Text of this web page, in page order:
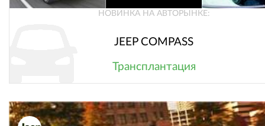
НОВИНКА НА АВТОРЫНКЕ:
JEEP COMPASS
Трансплантация